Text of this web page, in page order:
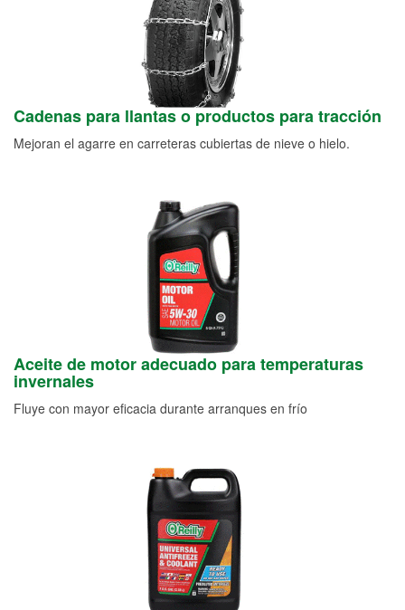
Cadenas para llantas o productos para tracción
Mejoran el agarre en carreteras cubiertas de nieve o hielo.
Aceite de motor adecuado para temperaturas
invernales
Fluye con mayor eficacia durante arranques en frío